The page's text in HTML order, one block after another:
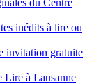
inédits à lire ou
invitation gratuite
Lire à Lausanne